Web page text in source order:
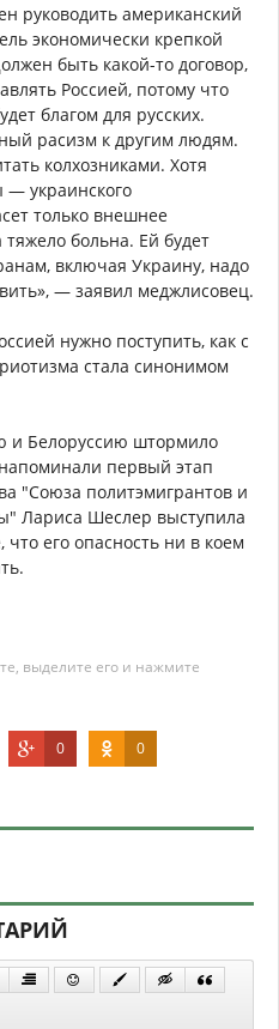
руководить американский
экономически крепкой
быть какой-то договор,
Россией, потому что
благом для русских.
расизм к другим людям.
колхозниками. Хотя
— украинского
только внешнее
больна. Ей будет
включая Украину, надо
— заявил меджлисовец.
нужно поступить, как с
стала синонимом
и Белоруссию штормило
первый этап
"Союза политэмигрантов и
Лариса Шеслер выступила
его опасность ни в коем
выделите его и нажмите
0 0